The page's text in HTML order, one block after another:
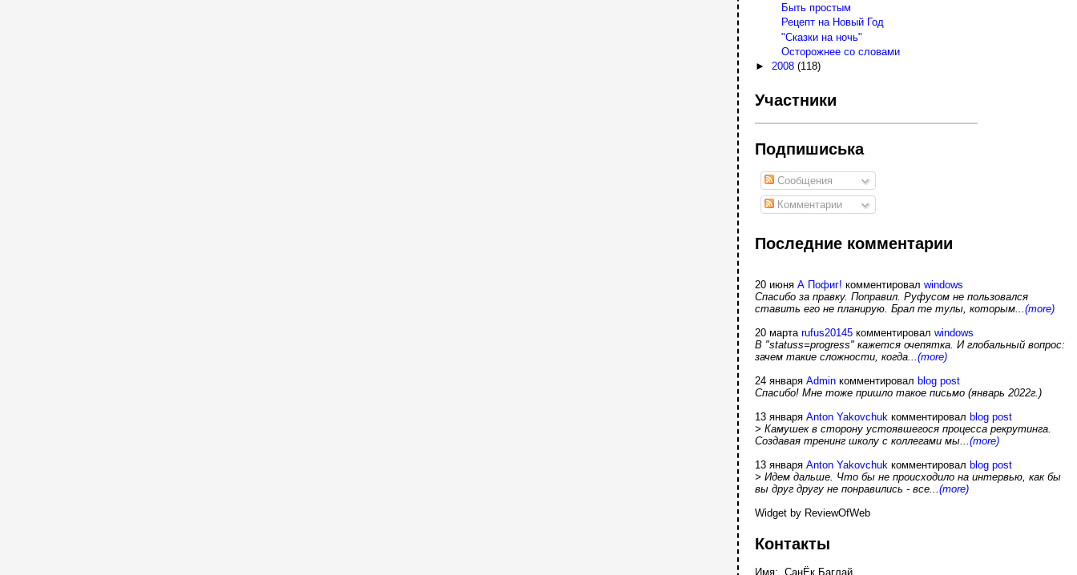
Быть простым
Рецепт на Новый Год
"Сказки на ночь"
Осторожнее со словами
►2008(118)
Участники
Подпишиська
Сообщения
Комментарии
Последние комментарии
20 июняА Пофиг! комментировалwindows
Спасибо за правку. Поправил. Руфусом не пользовался
ставить его не планирую. Брал те тулы, которым...(more)
20 мартаrufus20145 комментировалwindows
В "statuss=progress" кажется очепятка. И глобальный вопрос:
зачем такие сложности, когда...(more)
24 январяAdmin комментировалblog post
Спасибо! Мне тоже пришло такое письмо (январь 2022г.)
13 январяAnton Yakovchuk комментировалblog post
> Камушек в сторону устоявшегося процесса рекрутинга.
Создавая тренинг школу с коллегами мы...(more)
13 январяAnton Yakovchuk комментировалblog post
> Идем дальше. Что бы не происходило на интервью, как бы
вы друг другу не понравились - все...(more)
Widget by ReviewOfWeb
Контакты
Имя: СанЁк Баглай